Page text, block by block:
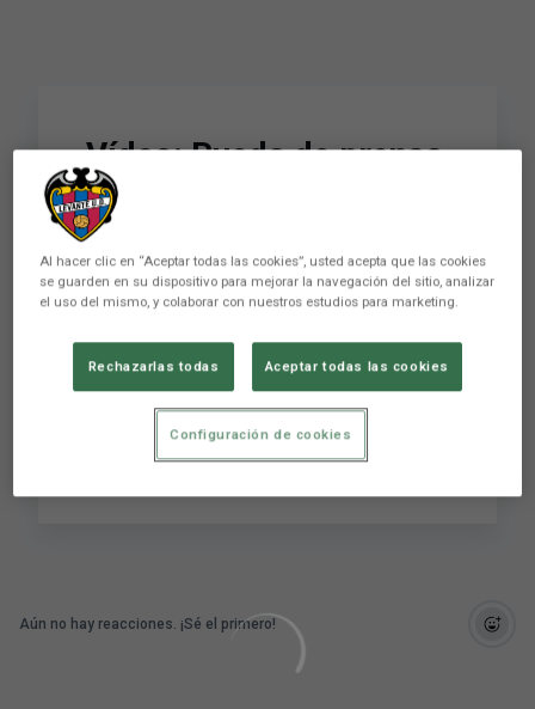
Vídeo: Rueda de prensa
Hangout de Víctor
Camarasa
ruedas de prensa mediante el sistema Hangout,
estén desplazados al lugar de concentración del
equipo, pueden participa
Aún no hay reacciones. ¡Sé el primero!
Al hacer clic en “Aceptar todas las cookies”, usted acepta que las cookies
se guarden en su dispositivo para mejorar la navegación del sitio, analizar
el uso del mismo, y colaborar con nuestros estudios para marketing.
Rechazarlas todas Aceptar todas las cookies
Configuración de cookies